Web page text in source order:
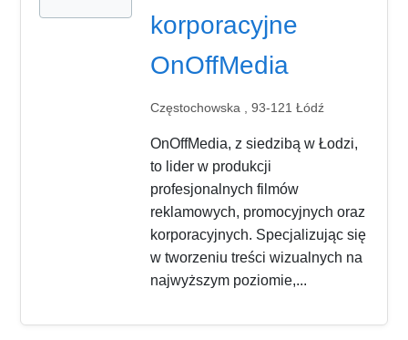
korporacyjne
OnOffMedia
Częstochowska , 93-121 Łódź
OnOffMedia, z siedzibą w Łodzi,
to lider w produkcji
profesjonalnych filmów
reklamowych, promocyjnych oraz
korporacyjnych. Specjalizując się
w tworzeniu treści wizualnych na
najwyższym poziomie,...